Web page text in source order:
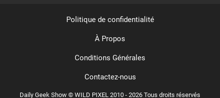
Daily Geek Show © WILD PIXEL 2010 - 2026 Tous droits réservés
Politique de confidentialité
À Propos
Conditions Générales
Contactez-nous